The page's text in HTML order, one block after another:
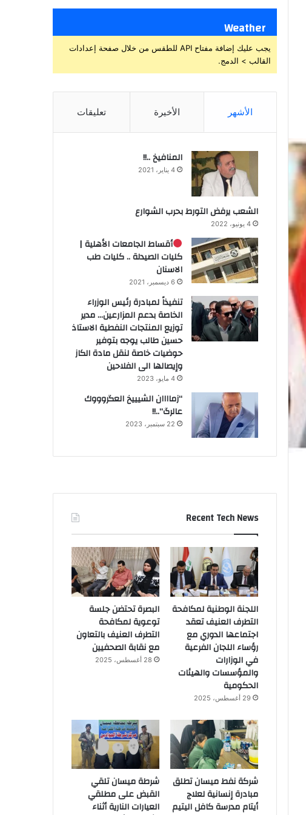
Weather
يجب عليك إضافة مفتاح API للطقس من خلال صفحة إعدادات
القالب > الدمج.
الأشهر الأخيرة تعليقات
المنافيخ ..!!
4 يناير، 2021
الشعب يرفض التورط بحرب الشوارع
4 يونيو، 2022
أقساط الجامعات الأهلية |
كليات الصيدلة .. كليات طب
الاسنان
6 ديسمبر، 2021
تنفيذاً لمبادرة رئيس الوزراء
الخاصة بدعم المزارعين… مدير
توزيع المنتجات النفطية الاستاذ
حسين طالب يوجه بتوفير
حوضيات خاصة لنقل مادة الكاز
وإيصالها الى الفلاحين
4 مايو، 2023
“زماااان الشيييخ العگروووك
عالرگ”..!!
22 سبتمبر، 2023
Recent Tech News
اللجنة الوطنية لمكافحة
التطرف العنيف تعقد
اجتماعها الدوري مع
رؤساء اللجان الفرعية
في الوزارات
والمؤسسات والهيئات
الحكومية
29 أغسطس، 2025
البصرة تحتضن جلسة
توعوية لمكافحة
التطرف العنيف بالتعاون
مع نقابة الصحفيين
28 أغسطس، 2025
شركة نفط ميسان تطلق
مبادرة إنسانية لعلاج
أيتام مدرسة كافل اليتيم
شرطة ميسان تلقي
القبض على مطلقي
العيارات النارية أثناء